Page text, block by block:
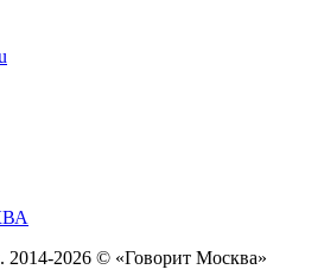
2026 © «Говорит Москва»